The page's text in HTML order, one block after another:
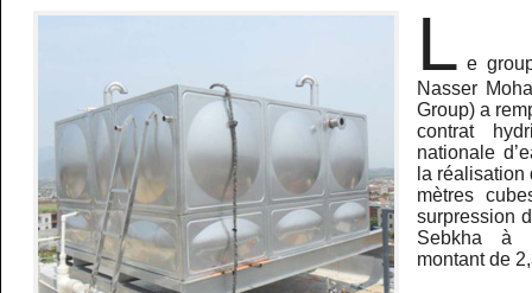
L e
Nasser
Group) a
contrat
nationale
la réalisation
mètres
surpression
Sebkha à
montant de